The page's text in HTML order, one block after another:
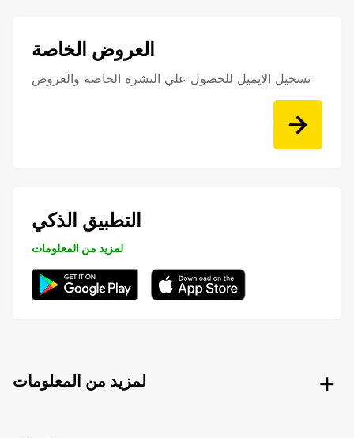
العروض الخاصة
تسجيل الايميل للحصول علي النشرة الخاصه والعروض
التطبيق الذكي
لمزيد من المعلومات
لمزيد من المعلومات